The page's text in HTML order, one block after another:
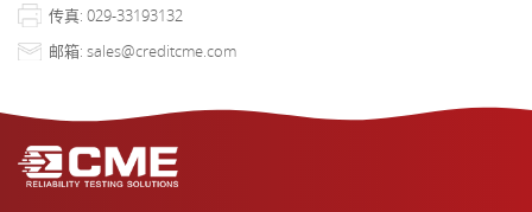
传真: 029-33193132
邮箱: sales@creditcme.com